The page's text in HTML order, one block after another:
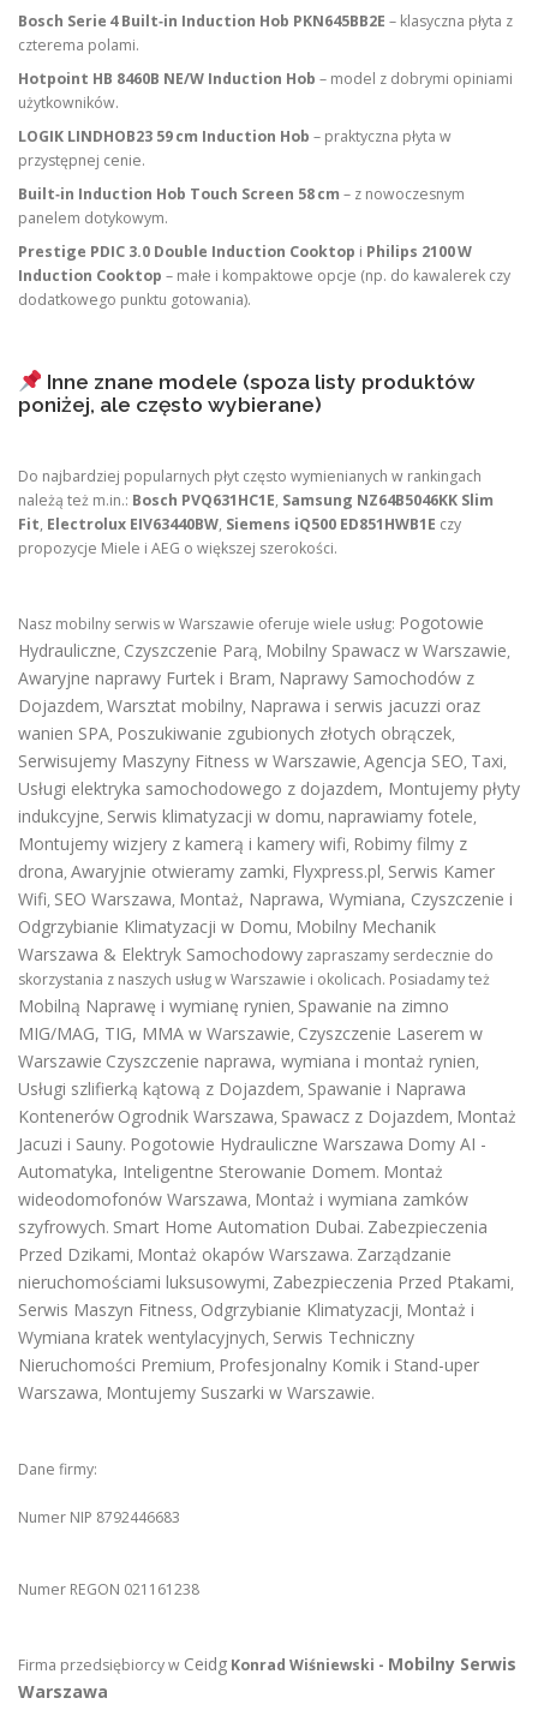
Bosch Serie 4 Built‑in Induction Hob PKN645BB2E – klasyczna płyta z
czterema polami.
Hotpoint HB 8460B NE/W Induction Hob – model z dobrymi opiniami
użytkowników.
LOGIK LINDHOB23 59 cm Induction Hob – praktyczna płyta w
przystępnej cenie.
Built‑in Induction Hob Touch Screen 58 cm – z nowoczesnym
panelem dotykowym.
Prestige PDIC 3.0 Double Induction Cooktop i Philips 2100 W
Induction Cooktop – małe i kompaktowe opcje (np. do kawalerek czy
dodatkowego punktu gotowania).
Inne znane modele (spoza listy produktów
poniżej, ale często wybierane)
Do najbardziej popularnych płyt często wymienianych w rankingach
należą też m.in.: Bosch PVQ631HC1E, Samsung NZ64B5046KK Slim
Fit, Electrolux EIV63440BW, Siemens iQ500 ED851HWB1E czy
propozycje Miele i AEG o większej szerokości.
Nasz mobilny serwis w Warszawie oferuje wiele usług: Pogotowie
Hydrauliczne, Czyszczenie Parą, Mobilny Spawacz w Warszawie,
Awaryjne naprawy Furtek i Bram, Naprawy Samochodów z
Dojazdem, Warsztat mobilny, Naprawa i serwis jacuzzi oraz
wanien SPA, Poszukiwanie zgubionych złotych obrączek,
Serwisujemy Maszyny Fitness w Warszawie, Agencja SEO, Taxi,
Usługi elektryka samochodowego z dojazdem, Montujemy płyty
indukcyjne, Serwis klimatyzacji w domu, naprawiamy fotele,
Montujemy wizjery z kamerą i kamery wifi, Robimy filmy z
drona, Awaryjnie otwieramy zamki, Flyxpress.pl, Serwis Kamer
Wifi, SEO Warszawa, Montaż, Naprawa, Wymiana, Czyszczenie i
Odgrzybianie Klimatyzacji w Domu, Mobilny Mechanik
Warszawa & Elektryk Samochodowy zapraszamy serdecznie do
skorzystania z naszych usług w Warszawie i okolicach. Posiadamy też
Mobilną Naprawę i wymianę rynien, Spawanie na zimno
MIG/MAG, TIG, MMA w Warszawie, Czyszczenie Laserem w
Warszawie Czyszczenie naprawa, wymiana i montaż rynien,
Usługi szlifierką kątową z Dojazdem, Spawanie i Naprawa
Kontenerów Ogrodnik Warszawa, Spawacz z Dojazdem, Montaż
Jacuzi i Sauny. Pogotowie Hydrauliczne Warszawa Domy AI -
Automatyka, Inteligentne Sterowanie Domem. Montaż
wideodomofonów Warszawa, Montaż i wymiana zamków
szyfrowych. Smart Home Automation Dubai. Zabezpieczenia
Przed Dzikami, Montaż okapów Warszawa. Zarządzanie
nieruchomościami luksusowymi, Zabezpieczenia Przed Ptakami,
Serwis Maszyn Fitness, Odgrzybianie Klimatyzacji, Montaż i
Wymiana kratek wentylacyjnych, Serwis Techniczny
Nieruchomości Premium, Profesjonalny Komik i Stand-uper
Warszawa, Montujemy Suszarki w Warszawie.
Dane firmy:
Numer NIP 8792446683
Numer REGON 021161238
Firma przedsiębiorcy w Ceidg Konrad Wiśniewski - Mobilny Serwis
Warszawa